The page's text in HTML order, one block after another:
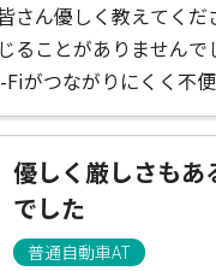
さん優しく教えてくだ
ることがありませんで
がつながりにくく不便
優しく厳しさもあ
でした
普通自動車AT